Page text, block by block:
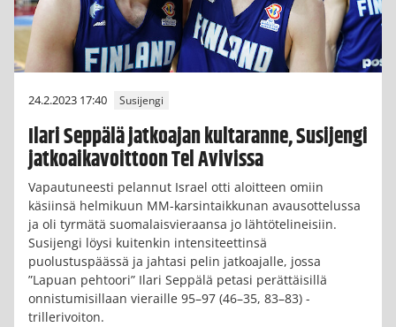
24.2.2023 17:40 Susijengi
Ilari Seppälä jatkoajan kultaranne, Susijengi
jatkoaikavoittoon Tel Avivissa
Vapautuneesti pelannut Israel otti aloitteen omiin
käsiinsä helmikuun MM-karsintaikkunan avausottelussa
ja oli tyrmätä suomalaisvieraansa jo lähtötelineisiin.
Susijengi löysi kuitenkin intensiteettinsä
puolustuspäässä ja jahtasi pelin jatkoajalle, jossa
”Lapuan pehtoori” Ilari Seppälä petasi perättäisillä
onnistumisillaan vieraille 95–97 (46–35, 83–83) -
trillerivoiton.